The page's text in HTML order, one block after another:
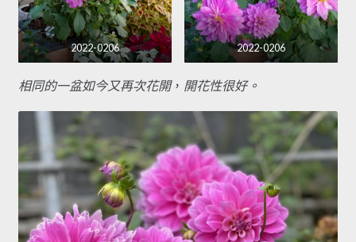
2022-0206 2022-0206
相同的一盆如今又再次花開， 開花性很好。